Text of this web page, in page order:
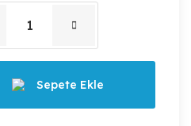
Sepete Ekle